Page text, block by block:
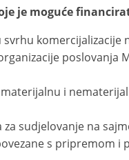
je moguće
svrhu
poslovanja
i
za sudjelovanje na
s pripremom i